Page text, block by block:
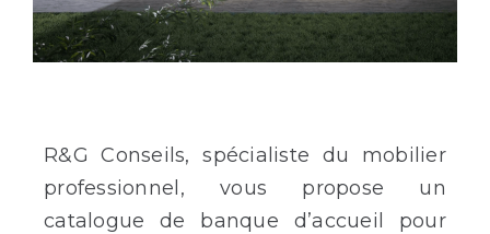
R&G Conseils, spécialiste du mobilier
professionnel, vous propose un
catalogue de banque d’accueil pour